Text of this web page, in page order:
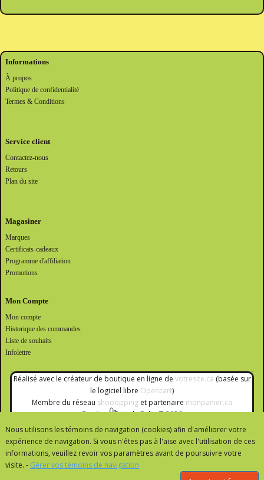
Informations
À propos
Politique de confidentialité
Termes & Conditions
Service client
Contactez-nous
Retours
Plan du site
Magasiner
Marques
Certificats-cadeaux
Programme d'affiliation
Promotions
Mon Compte
Mon compte
Historique des commandes
Liste de souhaits
Infolettre
Réalisé avec le créateur de boutique en ligne de votresite.ca (basée sur
le logiciel libre Opencart)
Membre du réseau shooopping et partenaire monpanier.ca
Boutique Brin de Folie © 2026
Nous utilisons les témoins de navigation (cookies) afin d'améliorer votre
expérience de navigation. Si vous n'êtes pas à l'aise avec l'utilisation de ces
informations, veuillez revoir vos paramètres avant de poursuivre votre
visite. - Gérer vos témoins de navigation